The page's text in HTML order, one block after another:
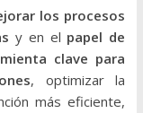
los procesos
y en el papel de
clave para
, optimizar la
más eficiente,